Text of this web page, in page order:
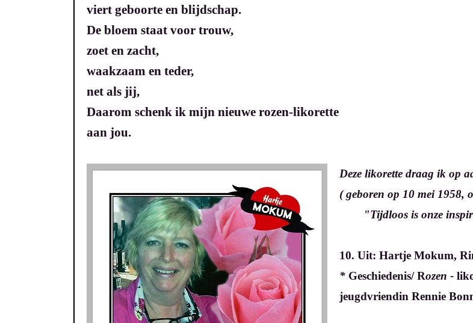
viert geboorte en blijdschap.
De bloem staat voor trouw,
zoet en zacht,
waakzaam en teder,
net als jij,
Daarom schenk ik mijn nieuwe rozen-likorette
aan jou.
Deze likorette draag ik op
( geboren op 10
"Tijdloos is onze
10. Uit: Hartje Mokum,
* Geschiedenis/ Rozen -
jeugdvriendin Rennie